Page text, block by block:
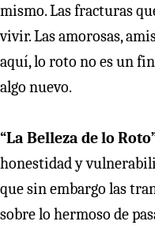
mismo. Las fracturas
vivir. Las amorosas,
aquí, lo roto no es un
algo nuevo.
“La Belleza de lo
honestidad y
que sin embargo las
sobre lo hermoso de